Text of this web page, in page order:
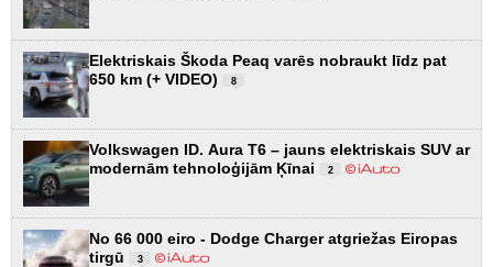
Elektriskais Škoda Peaq varēs nobraukt līdz pat
650 km (+ VIDEO)
8
Volkswagen ID. Aura T6 – jauns elektriskais SUV ar
modernām tehnoloģijām Ķīnai
2
No 66 000 eiro - Dodge Charger atgriežas Eiropas
tirgū
3